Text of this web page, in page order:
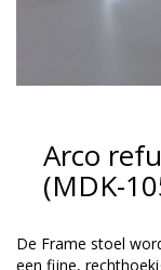
Arco
(MDK-
De Frame stoel
een fijne,